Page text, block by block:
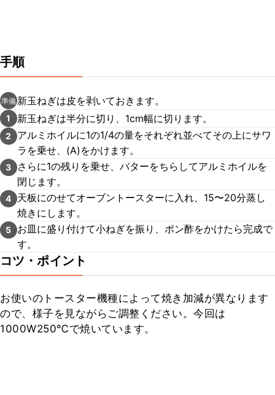
手順
準備 新玉ねぎは皮を剥いておきます。
1 新玉ねぎは半分に切り、1cm幅に切ります。
2
アルミホイルに1の1/4の量をそれぞれ並べてその上にサワ
ラを乗せ、(A)をかけます。
3
さらに1の残りを乗せ、バターをちらしてアルミホイルを
閉じます。
4
天板にのせてオーブントースターに入れ、15〜20分蒸し
焼きにします。
5
お皿に盛り付けて小ねぎを振り、ポン酢をかけたら完成で
す。
コツ・ポイント
お使いのトースター機種によって焼き加減が異なります
ので、様子を見ながらご調整ください。今回は
1000W250℃で焼いています。